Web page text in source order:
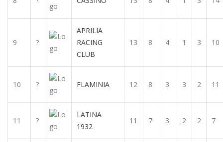
9 ?
APRILIA
RACING
CLUB
13 8 4 1 3 10
10 ? FLAMINIA 12 8 3 3 2 11
11 ?
LATINA
1932
11 7 3 2 2 7